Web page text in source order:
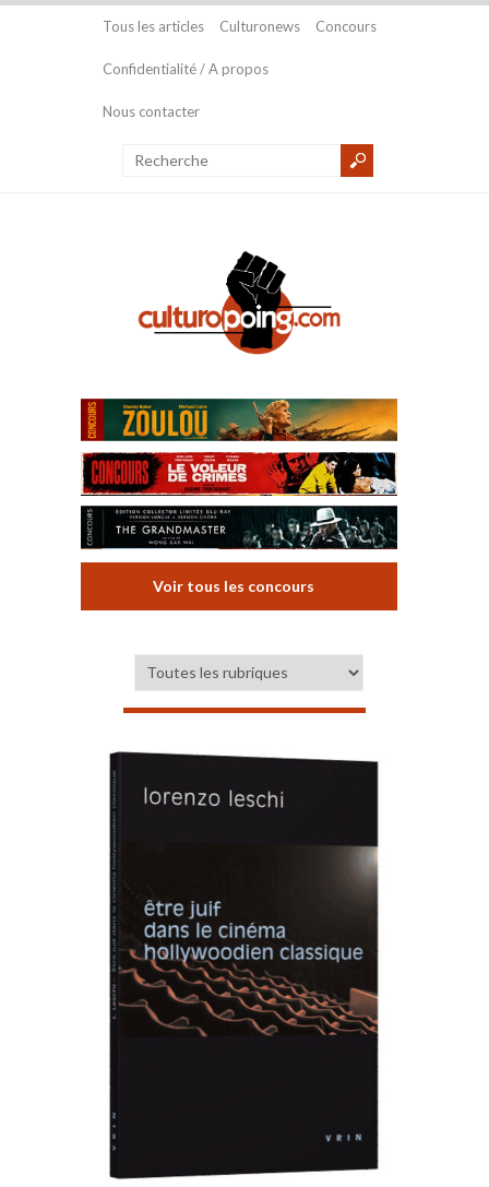
Tous les articles Culturonews Concours
Confidentialité / A propos
Nous contacter
Voir tous les concours